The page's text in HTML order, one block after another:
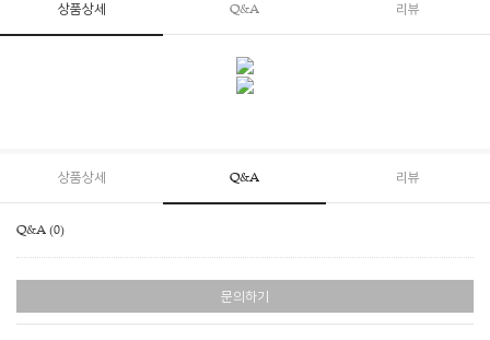
상품상세 Q&A 리뷰
상품상세 Q&A 리뷰
Q&A (0)
문의하기